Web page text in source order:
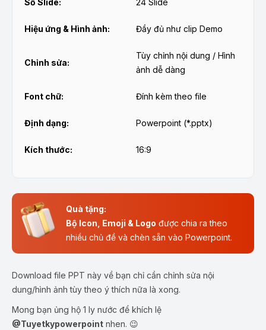
Số Slide: 24 Slide
Hiệu ứng & Hình ảnh: Đầy đủ như clip Demo
Chỉnh sửa:
Tùy chỉnh nội dung / Hình
ảnh dễ dàng
Font chữ: Đính kèm theo file
Định dạng: Powerpoint (*.pptx)
Kích thước: 16:9
Quà tặng:
Bộ Icon, Emoji & Logo được chia ra theo
nhiều chủ đề và chèn sẵn vào Powerpoint.
Download file PPT này về bạn chỉ cần chỉnh sửa nội
dung/hình ảnh tùy theo ý thích nữa là xong.
Mong bạn ủng hộ 1 ly nước để khích lệ
@Tuyetkypowerpoint nhen. 😉